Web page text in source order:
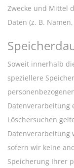
Zwecke und Mittel
Daten (z. B.
Soweit innerhalb
speziellere
Datenverarbeitung
Löschersuchen
Datenverarbeitung
sofern wir keine
Speicherung Ihrer